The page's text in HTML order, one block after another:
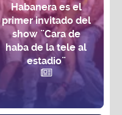
Habanera es el
primer invitado del
show ¨Cara de
haba de la tele al
estadio¨